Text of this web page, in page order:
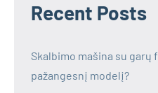
Recent Posts
Skalbimo mašina su
pažangesnį modelį?